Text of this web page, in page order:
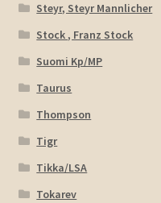
Steyr, Steyr Mannlicher
Stock , Franz Stock
Suomi Kp/MP
Taurus
Thompson
Tigr
Tikka/LSA
Tokarev